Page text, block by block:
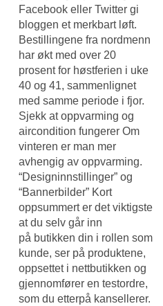
Facebook eller Twitter gi
bloggen et merkbart løft.
Bestillingene fra nordmenn
har økt med over 20
prosent for høstferien i uke
40 og 41, sammenlignet
med samme periode i fjor.
Sjekk at oppvarming og
aircondition fungerer Om
vinteren er man mer
avhengig av oppvarming.
“Designinnstillinger” og
“Bannerbilder” Kort
oppsummert er det viktigste
at du selv går inn
på butikken din i rollen som
kunde, ser på produktene,
oppsettet i nettbutikken og
gjennomfører en testordre,
som du etterpå kansellerer.